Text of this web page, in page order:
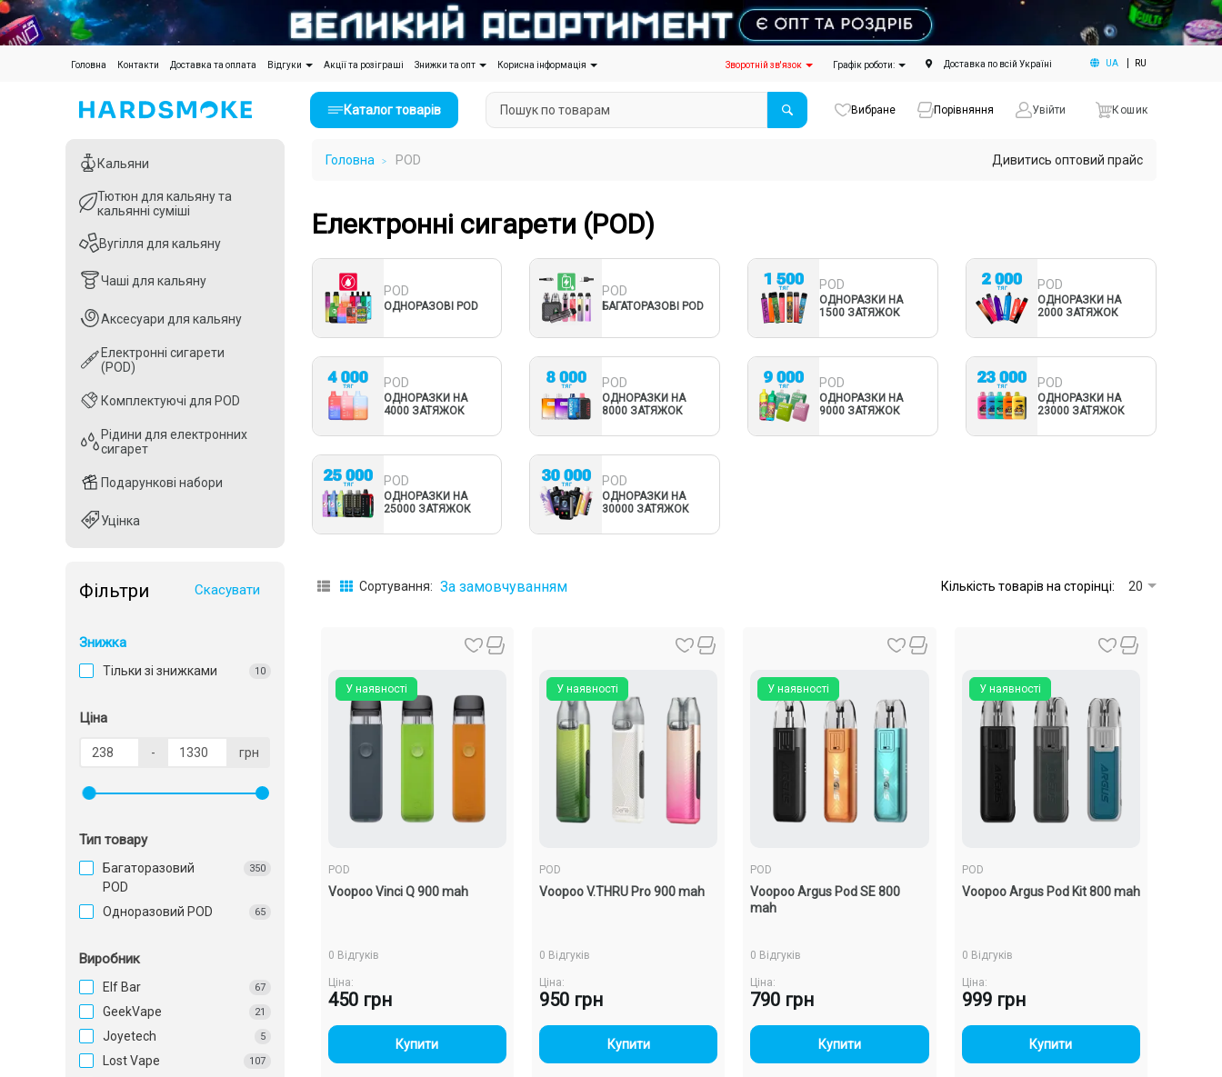
Головна (current)
Контакти Доставка та оплата Відгуки Акції та розіграші Знижки та опт Корисна інформація Зворотній зв'язок Графік роботи: Доставка по всій Україні UA RU
Каталог товарів Вибране Порівняння Увійти Кошик
Кальяни
Тютюн для кальяну та
кальянні суміші
Вугілля для кальяну
Чаші для кальяну
Аксесуари для кальяну
Електронні сигарети
(POD)
Комплектуючі для POD
Рідини для електронних
сигарет
Подарункові набори
Уцінка
Кальяни
Тютюн для кальяну та
кальянні суміші
Вугілля для кальяну
Чаші для кальяну
Аксесуари для кальяну
Електронні сигарети
(POD)
Комплектуючі для POD
Рідини для електронних
сигарет
Подарункові набори
Уцінка
Фільтри Скасувати
Знижка
Тільки зі знижками 10
Ціна
- грн
Тип товару
Багаторазовий
POD
350
Одноразовий POD 65
Виробник
Elf Bar 67
GeekVape 21
Joyetech 5
Lost Vape 107
Головна POD Дивитись оптовий прайс
Електронні сигарети (POD)
POD
ОДНОРАЗОВІ POD
POD
БАГАТОРАЗОВІ POD
POD
ОДНОРАЗКИ НА
1500 ЗАТЯЖОК
POD
ОДНОРАЗКИ НА
2000 ЗАТЯЖОК
POD
ОДНОРАЗКИ НА
4000 ЗАТЯЖОК
POD
ОДНОРАЗКИ НА
8000 ЗАТЯЖОК
POD
ОДНОРАЗКИ НА
9000 ЗАТЯЖОК
POD
ОДНОРАЗКИ НА
23000 ЗАТЯЖОК
POD
ОДНОРАЗКИ НА
25000 ЗАТЯЖОК
POD
ОДНОРАЗКИ НА
30000 ЗАТЯЖОК
Сортування: За замовчуванням Кількість товарів на сторінці: 20
У наявності
POD
Voopoo Vinci Q 900 mah
0 Відгуків
Ціна:
450 грн
- +
Купити
У наявності
POD
Voopoo V.THRU Pro 900 mah
0 Відгуків
Ціна:
950 грн
- +
Купити
У наявності
POD
Voopoo Argus Pod SE 800
mah
0 Відгуків
Ціна:
790 грн
- +
Купити
У наявності
POD
Voopoo Argus Pod Kit 800 mah
0 Відгуків
Ціна:
999 грн
- +
Купити